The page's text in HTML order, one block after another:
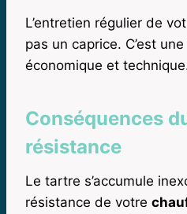
L’entretien régulier de
pas un caprice. C’est
économique et
Conséquences
résistance
Le tartre s’accumule
résistance de votre